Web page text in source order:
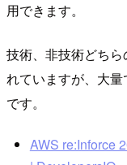
用できます。
技術、非技術どち
れていますが、大
です。
AWS re:Inforce